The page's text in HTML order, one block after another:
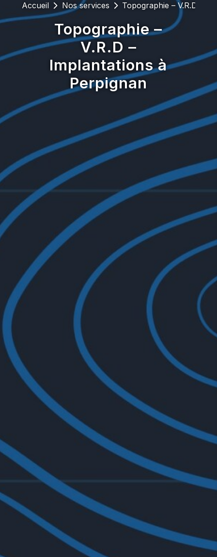
Accueil Nos services Topographie – V.R.D –
Topographie –
V.R.D –
Implantations à
Perpignan